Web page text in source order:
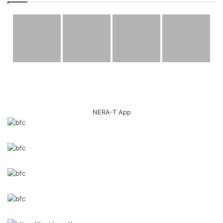
ardhshëm. Shkarkoni NERA-T sot dhe bëhu pjesë e
kohë!
Shkarko NERA-T tani
NERA-T App